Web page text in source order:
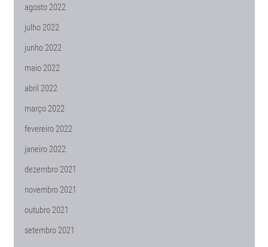
agosto 2022
julho 2022
junho 2022
maio 2022
abril 2022
março 2022
fevereiro 2022
janeiro 2022
dezembro 2021
novembro 2021
outubro 2021
setembro 2021